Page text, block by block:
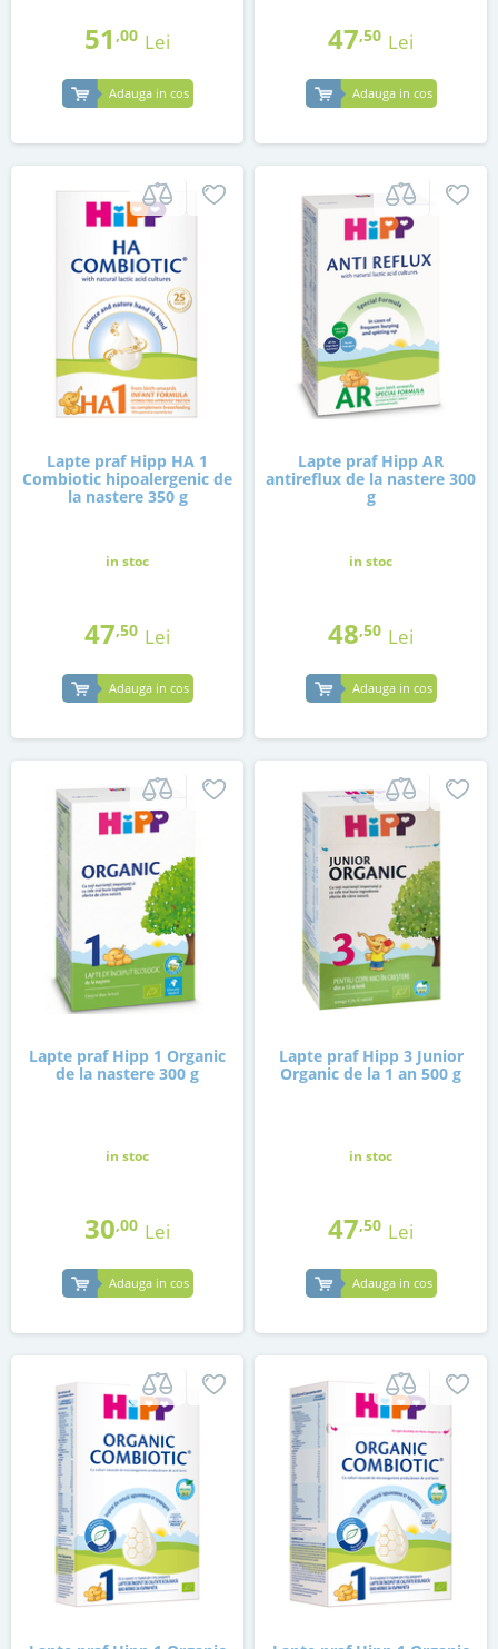
51 ,00 Lei
Adauga in cos
47,50 Lei
Adauga in cos
Lapte praf Hipp HA 1
Combiotic hipoalergenic de
la nastere 350 g
in stoc
47,50 Lei
Adauga in cos
Lapte praf Hipp AR
antireflux de la nastere 300
g
in stoc
48,50 Lei
Adauga in cos
Lapte praf Hipp 1 Organic
de la nastere 300 g
in stoc
30,00 Lei
Adauga in cos
Lapte praf Hipp 3 Junior
Organic de la 1 an 500 g
in stoc
47,50 Lei
Adauga in cos